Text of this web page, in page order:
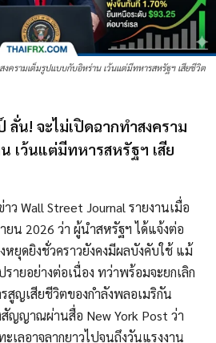
ครามเต็มรูปแบบกับอิหร่าน เว้นแต่มีทหารสหรัฐฯ เสียชีวิต
น! จะไม่เปิดฉากทำสงคราม
เว้นแต่มีทหารสหรัฐฯ เสีย
ว Wall Street Journal รายงานเมื่อ
น 2026 ว่า ผู้นำสหรัฐฯ ได้แจ้งต่อ
ยุดยิงชั่วคราวยังคงมีผลบังคับใช้ แม้
ายอย่างต่อเนื่อง ทว่าพร้อมจะยกเลิก
สูญเสียชีวิตของกำลังพลอเมริกัน
ญญาณผ่านสื่อ New York Post ว่า
เลอาจลากยาวไปจนถึงวันแรงงาน